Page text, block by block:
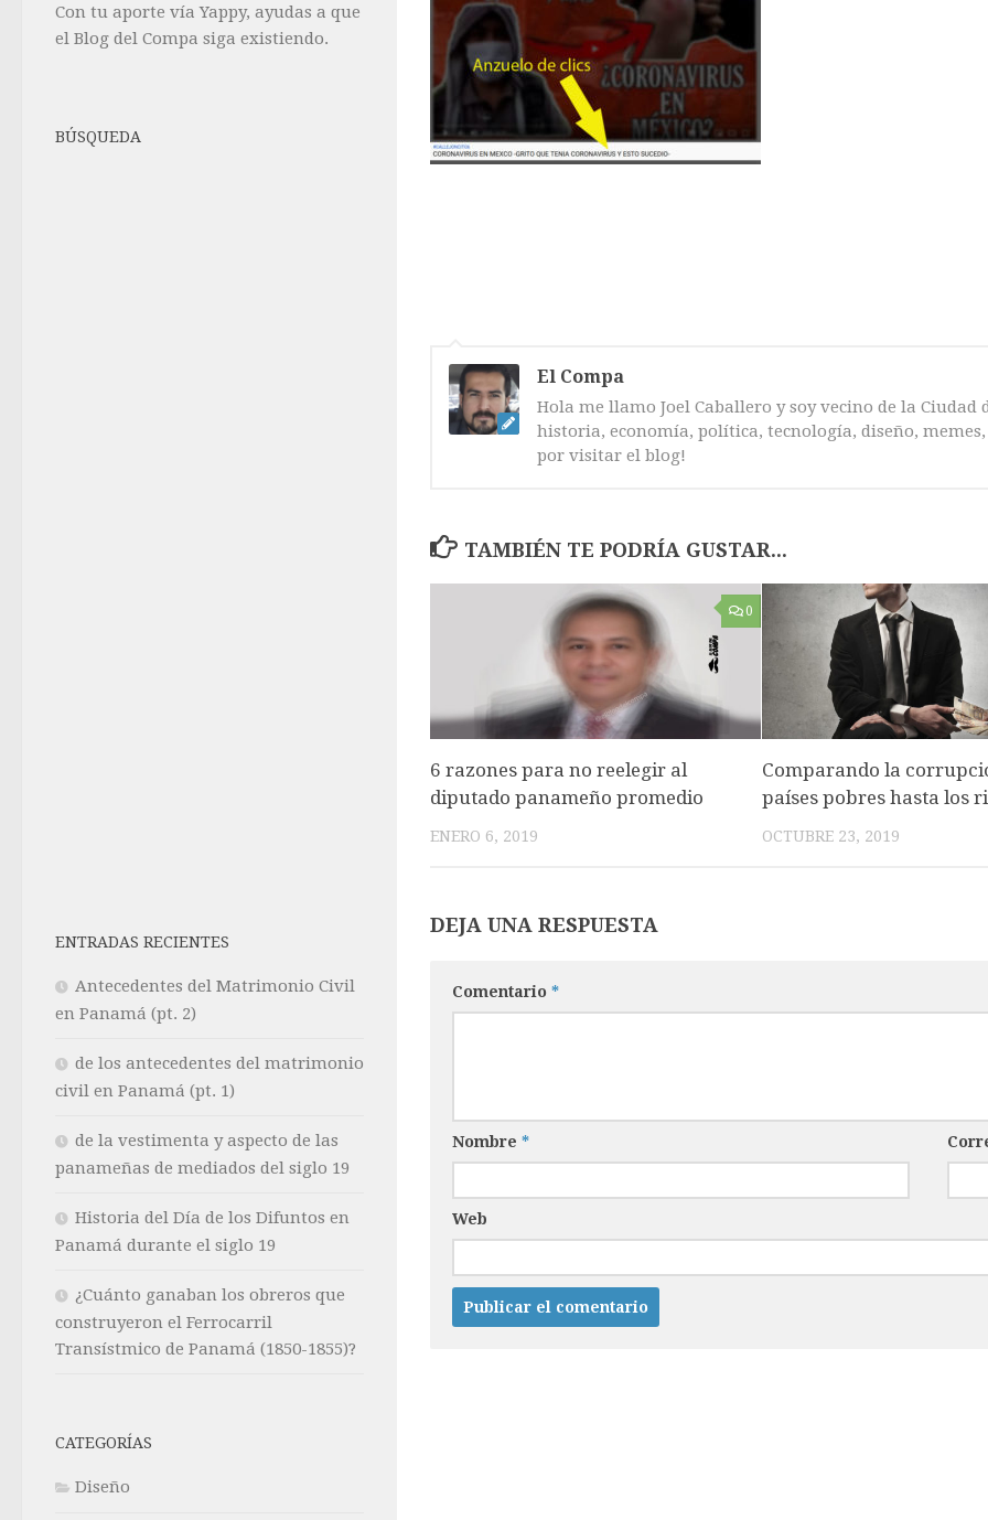
El Compa
Hola me llamo Joel Caballero y soy vecino de la
historia, economía, política, tecnología, diseño,
por visitar el blog!
TAMBIÉN TE PODRÍA GUSTAR...
0
6 razones para no reelegir al
diputado panameño promedio
ENERO 6, 2019
Comparando la
países pobres hasta los
OCTUBRE 23, 2019
DEJA UNA RESPUESTA
Comentario *
Nombre *
Web
Con tu aporte vía Yappy, ayudas a que
el Blog del Compa siga existiendo.
BÚSQUEDA
ENTRADAS RECIENTES
Antecedentes del Matrimonio Civil
en Panamá (pt. 2)
de los antecedentes del matrimonio
civil en Panamá (pt. 1)
de la vestimenta y aspecto de las
panameñas de mediados del siglo 19
Historia del Día de los Difuntos en
Panamá durante el siglo 19
¿Cuánto ganaban los obreros que
construyeron el Ferrocarril
Transístmico de Panamá (1850-1855)?
CATEGORÍAS
Diseño